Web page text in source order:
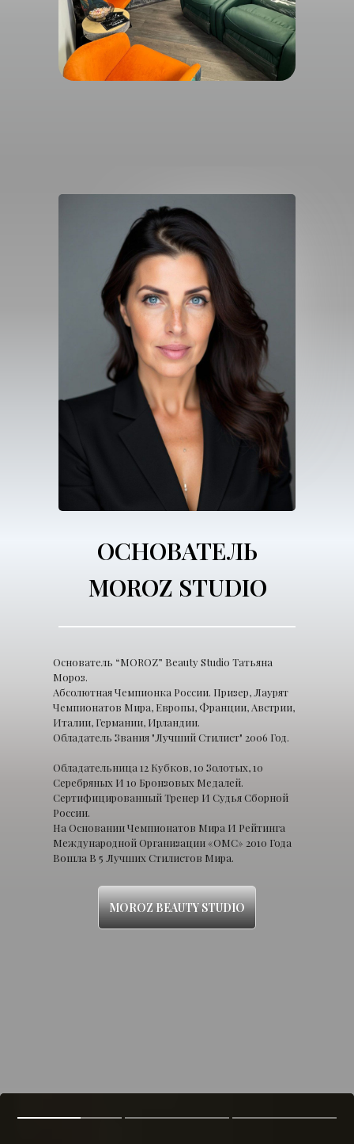
ОСНОВАТЕЛЬ
MOROZ STUDIO
Основатель “MOROZ” Beauty Studio Татьяна
Мороз.
Абсолютная Чемпионка России. Призер, Лаурят
Чемпионатов Мира, Европы, Франции, Австрии,
Италии, Германии, Ирландии.
Обладатель Звания "Лучший Стилист" 2006 Год.
Обладательница 12 Кубков, 10 Золотых, 10
Серебряных И 10 Бронзовых Медалей.
Сертифицированный Тренер И Судья Сборной
России.
На Основании Чемпионатов Мира И Рейтинга
Международной Организации «ОМС» 2010 Года
Вошла В 5 Лучших Стилистов Мира.
MOROZ BEAUTY STUDIO